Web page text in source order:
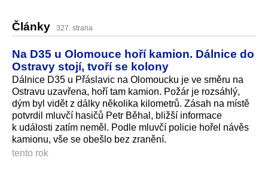
Články 327. strana
Na D35 u Olomouce hoří kamion. Dálnice do
Ostravy stojí, tvoří se kolony
Dálnice D35 u Přáslavic na Olomoucku je ve směru na
Ostravu uzavřena, hoří tam kamion. Požár je rozsáhlý,
dým byl vidět z dálky několika kilometrů. Zásah na místě
potvrdil mluvčí hasičů Petr Běhal, bližší informace
k události zatím neměl. Podle mluvčí policie hořel návěs
kamionu, vše se obešlo bez zranění.
tento rok